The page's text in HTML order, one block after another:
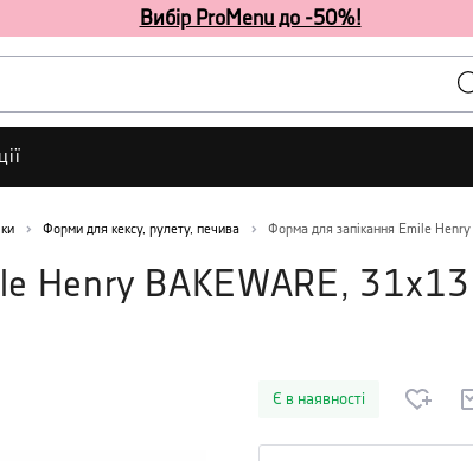
Вибір ProMenu до -50%!
Форми для кексу, рулету, печива Форма для запікання Emile
Henry BAKEWARE,
Є в наявності